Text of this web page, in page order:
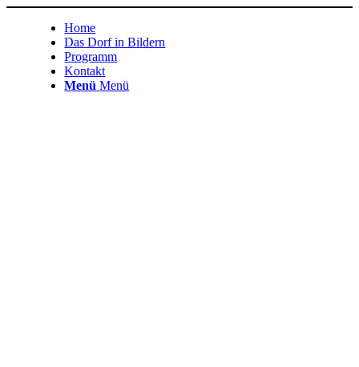
Home
Das Dorf in Bildern
Programm
Kontakt
Menü Menü